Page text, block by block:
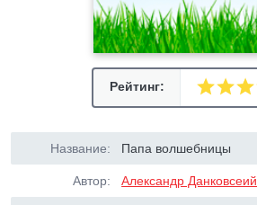
Рейтинг:
Название: Папа волшебницы
Автор: Александр Данковсеий